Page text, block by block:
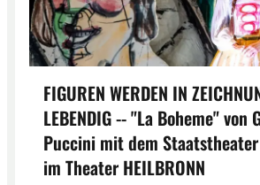
FIGUREN WERDEN IN
LEBENDIG -- "La Boheme" von
Puccini mit dem
im Theater HEILBRONN